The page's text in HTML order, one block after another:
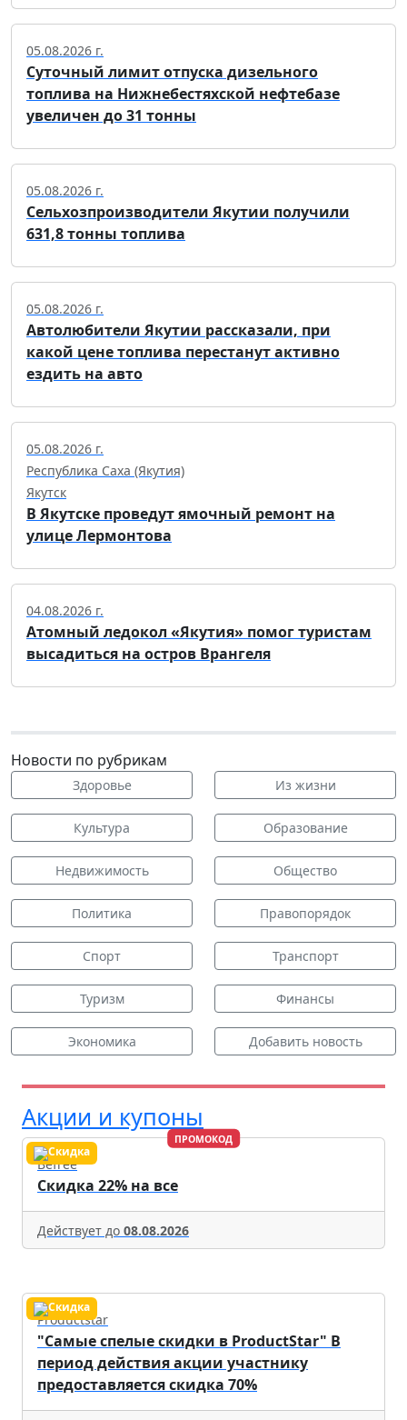
05.08.2026 г.
Суточный лимит отпуска дизельного
топлива на Нижнебестяхской нефтебазе
увеличен до 31 тонны
05.08.2026 г.
Сельхозпроизводители Якутии получили
631,8 тонны топлива
05.08.2026 г.
Автолюбители Якутии рассказали, при
какой цене топлива перестанут активно
ездить на авто
05.08.2026 г.
Республика Саха (Якутия)
Якутск
В Якутске проведут ямочный ремонт на
улице Лермонтова
04.08.2026 г.
Атомный ледокол «Якутия» помог туристам
высадиться на остров Врангеля
Новости по рубрикам
Здоровье Из жизни
Культура Образование
Недвижимость Общество
Политика Правопорядок
Спорт Транспорт
Туризм Финансы
Экономика Добавить новость
Акции и купоны
ПРОМОКОД
Befree
Скидка 22% на все
Действует до 08.08.2026
Productstar
"Самые спелые скидки в ProductStar" В
период действия акции участнику
предоставляется скидка 70%